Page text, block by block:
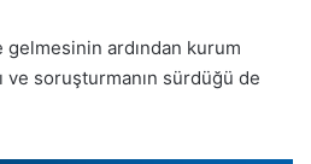
ardından kurum
ve soruşturmanın sürdüğü de